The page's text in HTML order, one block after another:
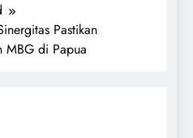
Pastikan
MBG di Papua